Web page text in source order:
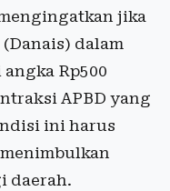
jika
dalam
angka Rp500
APBD yang
ini harus
daerah.